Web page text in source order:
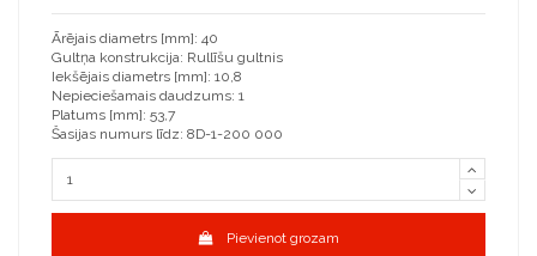
Ārējais diametrs [mm]: 40
Gultņa konstrukcija: Rullīšu gultnis
Iekšējais diametrs [mm]: 10,8
Nepieciešamais daudzums: 1
Platums [mm]: 53,7
Šasijas numurs līdz: 8D-1-200 000
Pievienot grozam